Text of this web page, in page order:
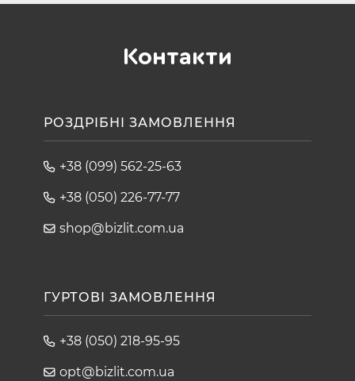
Контакти
РОЗДРІБНІ ЗАМОВЛЕННЯ
+38 (099) 562-25-63
+38 (050) 226-77-77
shop@bizlit.com.ua
ГУРТОВІ ЗАМОВЛЕННЯ
+38 (050) 218-95-95
opt@bizlit.com.ua